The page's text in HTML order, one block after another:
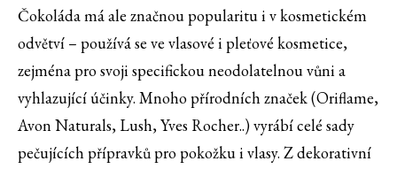
Čokoláda má ale značnou popularitu i v kosmetickém
odvětví – používá se ve vlasové i pleťové kosmetice,
zejména pro svoji specifickou neodolatelnou vůni a
vyhlazující účinky. Mnoho přírodních značek (Oriflame,
Avon Naturals, Lush, Yves Rocher..) vyrábí celé sady
pečujících přípravků pro pokožku i vlasy. Z dekorativní